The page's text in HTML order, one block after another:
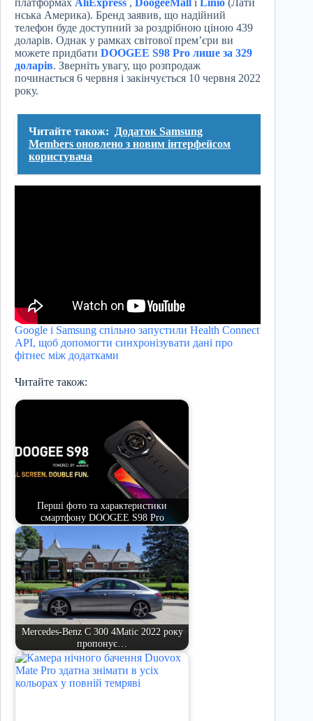
платформах AliExpress , DoogeeMall і Linio (Лати
нська Америка). Бренд заявив, що надійний
телефон буде доступний за роздрібною ціною 439
доларів. Однак у рамках світової прем’єри ви
можете придбати DOOGEE S98 Pro лише за 329
доларів. Зверніть увагу, що розпродаж
починається 6 червня і закінчується 10 червня 2022
року.
Читайте також:
Додаток Samsung
Members оновлено з новим інтерфейсом
користувача
Google і Samsung спільно запустили Health Connect
API, щоб допомогти синхронізувати дані про
фітнес між додатками
Читайте також:
Перші фото та характеристики
смартфону DOOGEE S98 Pro
Mercedes-Benz C 300 4Matic 2022 року
пропонує…